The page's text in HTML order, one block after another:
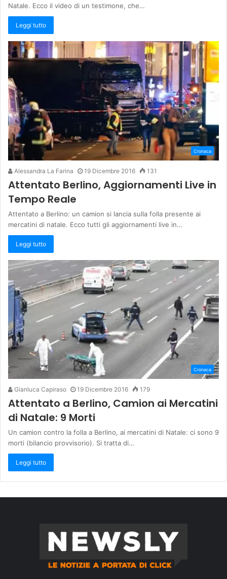
Natale. Ecco il video di un testimone, che…
Leggi tutto
Cronaca
Alessandra La Farina 19 Dicembre 2016 131
Attentato Berlino, Aggiornamenti Live in
Tempo Reale
Attentato a Berlino: un camion si lancia sulla folla presente ai
mercatini di natale. Ecco tutti gli aggiornamenti live in…
Leggi tutto
Cronaca
Gianluca Capiraso 19 Dicembre 2016 179
Attentato a Berlino, Camion ai Mercatini
di Natale: 9 Morti
Un camion contro la folla a Berlino, ai mercatini di Natale: ci sono 9
morti (bilancio provvisorio). Si tratta di…
Leggi tutto